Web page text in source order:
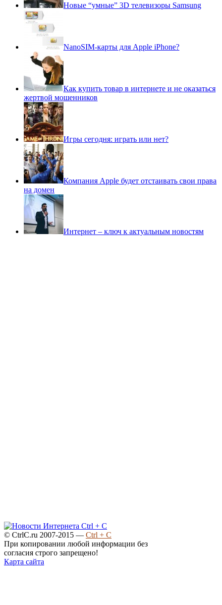
Новые “умные” 3D телевизоры Samsung
NanoSIM-карты для Apple iPhone?
Как купить товар в интернете и не оказаться
жертвой мошенников
Игры сегодня: играть или нет?
Компания Apple будет отстаивать свои права
на домен
Интернет – ключ к актуальным новостям
© CtrlC.ru 2007-2015 — Ctrl + C
При копировании любой информации без
согласия строго запрещено!
Карта сайта